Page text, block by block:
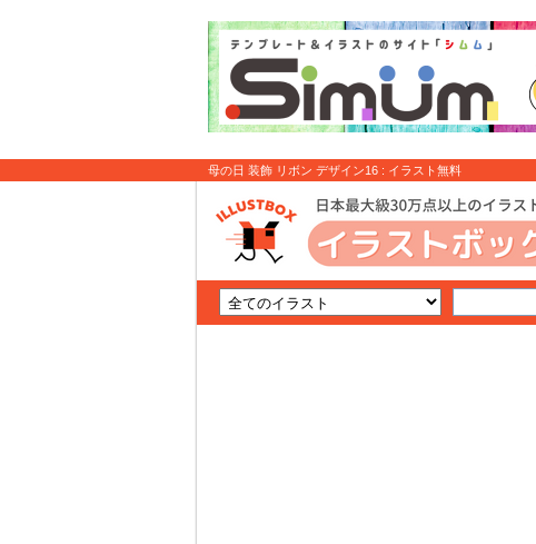
母の日 装飾 リボン デザイン16 : イラスト無料